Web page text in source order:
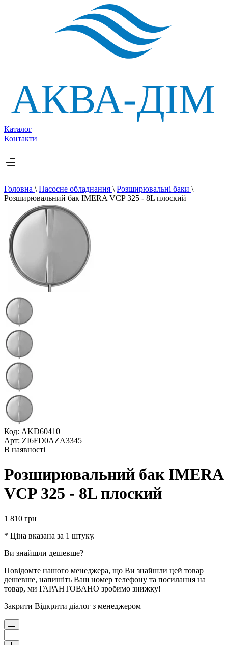
Каталог
Контакти
Головна \ Насосне обладнання \ Розширювальні баки \
Розширювальний бак IMERA VCP 325 - 8L плоский
Код: AKD60410
Арт: ZI6FD0AZA3345
В наявності
Розширювальний бак IMERA
VCP 325 - 8L плоский
1 810 грн
* Ціна вказана за 1 штуку.
Ви знайшли дешевше?
Повідомте нашого менеджера, що Ви знайшли цей товар
дешевше, напишіть Ваш номер телефону та посилання на
товар, ми ГАРАНТОВАНО зробимо знижку!
Закрити Відкрити діалог з менеджером